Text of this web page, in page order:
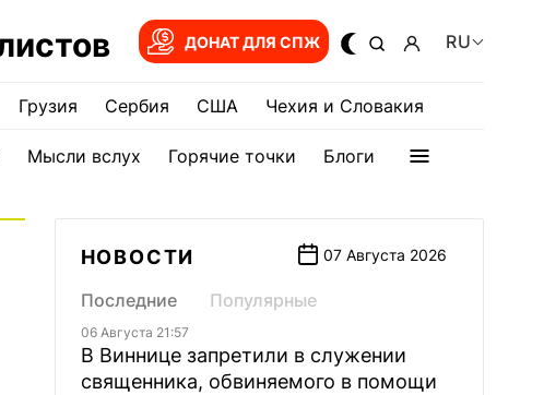
ДОНАТ ДЛЯ СПЖ RU
Грузия Сербия США Чехия и Словакия
Мысли вслух Горячие точки Блоги
НОВОСТИ 07 Августа 2026
Последние Популярные
06 Августа 21:57
В Виннице запретили в служении
священника, обвиняемого в помощи